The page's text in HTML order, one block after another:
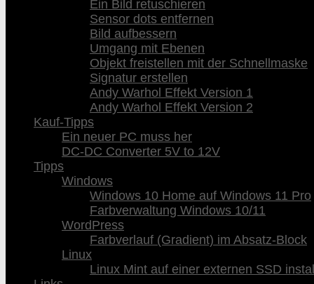
Ein Bild retuschieren
Sensor dots entfernen
Bild aufbessern
Umgang mit Ebenen
Objekt freistellen mit der Schnellmaske
Signatur erstellen
Andy Warhol Effekt Version 1
Andy Warhol Effekt Version 2
Kauf-Tipps
Ein neuer PC muss her
DC-DC Converter 5V to 12V
Tipps
Windows
Windows 10 Home auf Windows 11 Pro
Farbverwaltung Windows 10/11
WordPress
Farbverlauf (Gradient) im Absatz-Block
Linux
Linux Mint auf einer externen SSD